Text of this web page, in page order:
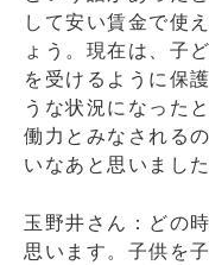
して安い賃金で使
ょう。現在は、子
を受けるように保
うな状況になった
働力とみなされる
いなあと思いました
玉野井さん：どの
思います。子供を